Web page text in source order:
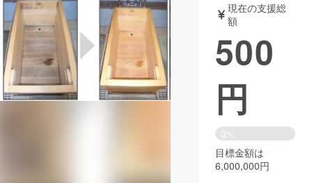
テクノロジー・ガジェット
映像・映画 書籍・雑誌
ビジネス・起業
CAMPFIRE for Social Good
CAMPFIRE Creation
現在の支援総
額
500
円
0%
目標金額は
6,000,000円